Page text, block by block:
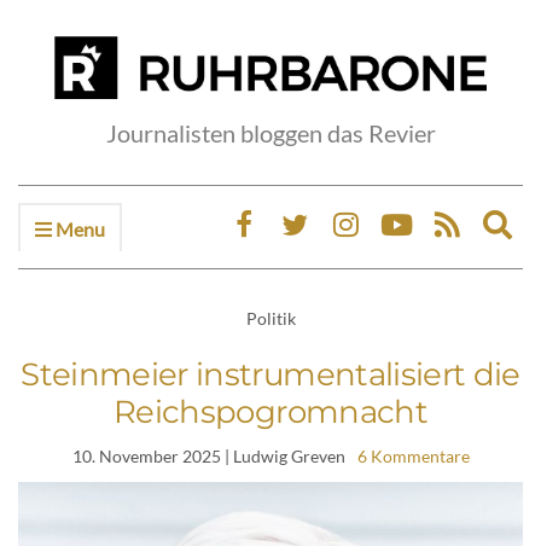
Journalisten bloggen das Revier
Menu
Politik
Steinmeier instrumentalisiert die
Reichspogromnacht
10. November 2025 | Ludwig Greven 6 Kommentare